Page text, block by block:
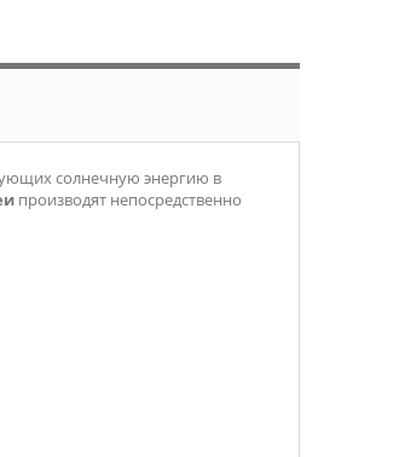
солнечную энергию в
производят непосредственно